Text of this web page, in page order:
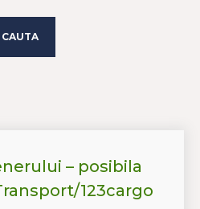
CAUTA
– posibila
123cargo